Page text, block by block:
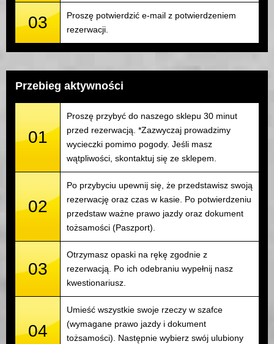
03
Proszę potwierdzić e-mail z potwierdzeniem
rezerwacji.
Przebieg aktywności
01
Proszę przybyć do naszego sklepu 30 minut
przed rezerwacją. *Zazwyczaj prowadzimy
wycieczki pomimo pogody. Jeśli masz
wątpliwości, skontaktuj się ze sklepem.
02
Po przybyciu upewnij się, że przedstawisz swoją
rezerwację oraz czas w kasie. Po potwierdzeniu
przedstaw ważne prawo jazdy oraz dokument
tożsamości (Paszport).
03
Otrzymasz opaski na rękę zgodnie z
rezerwacją. Po ich odebraniu wypełnij nasz
kwestionariusz.
04
Umieść wszystkie swoje rzeczy w szafce
(wymagane prawo jazdy i dokument
tożsamości). Następnie wybierz swój ulubiony